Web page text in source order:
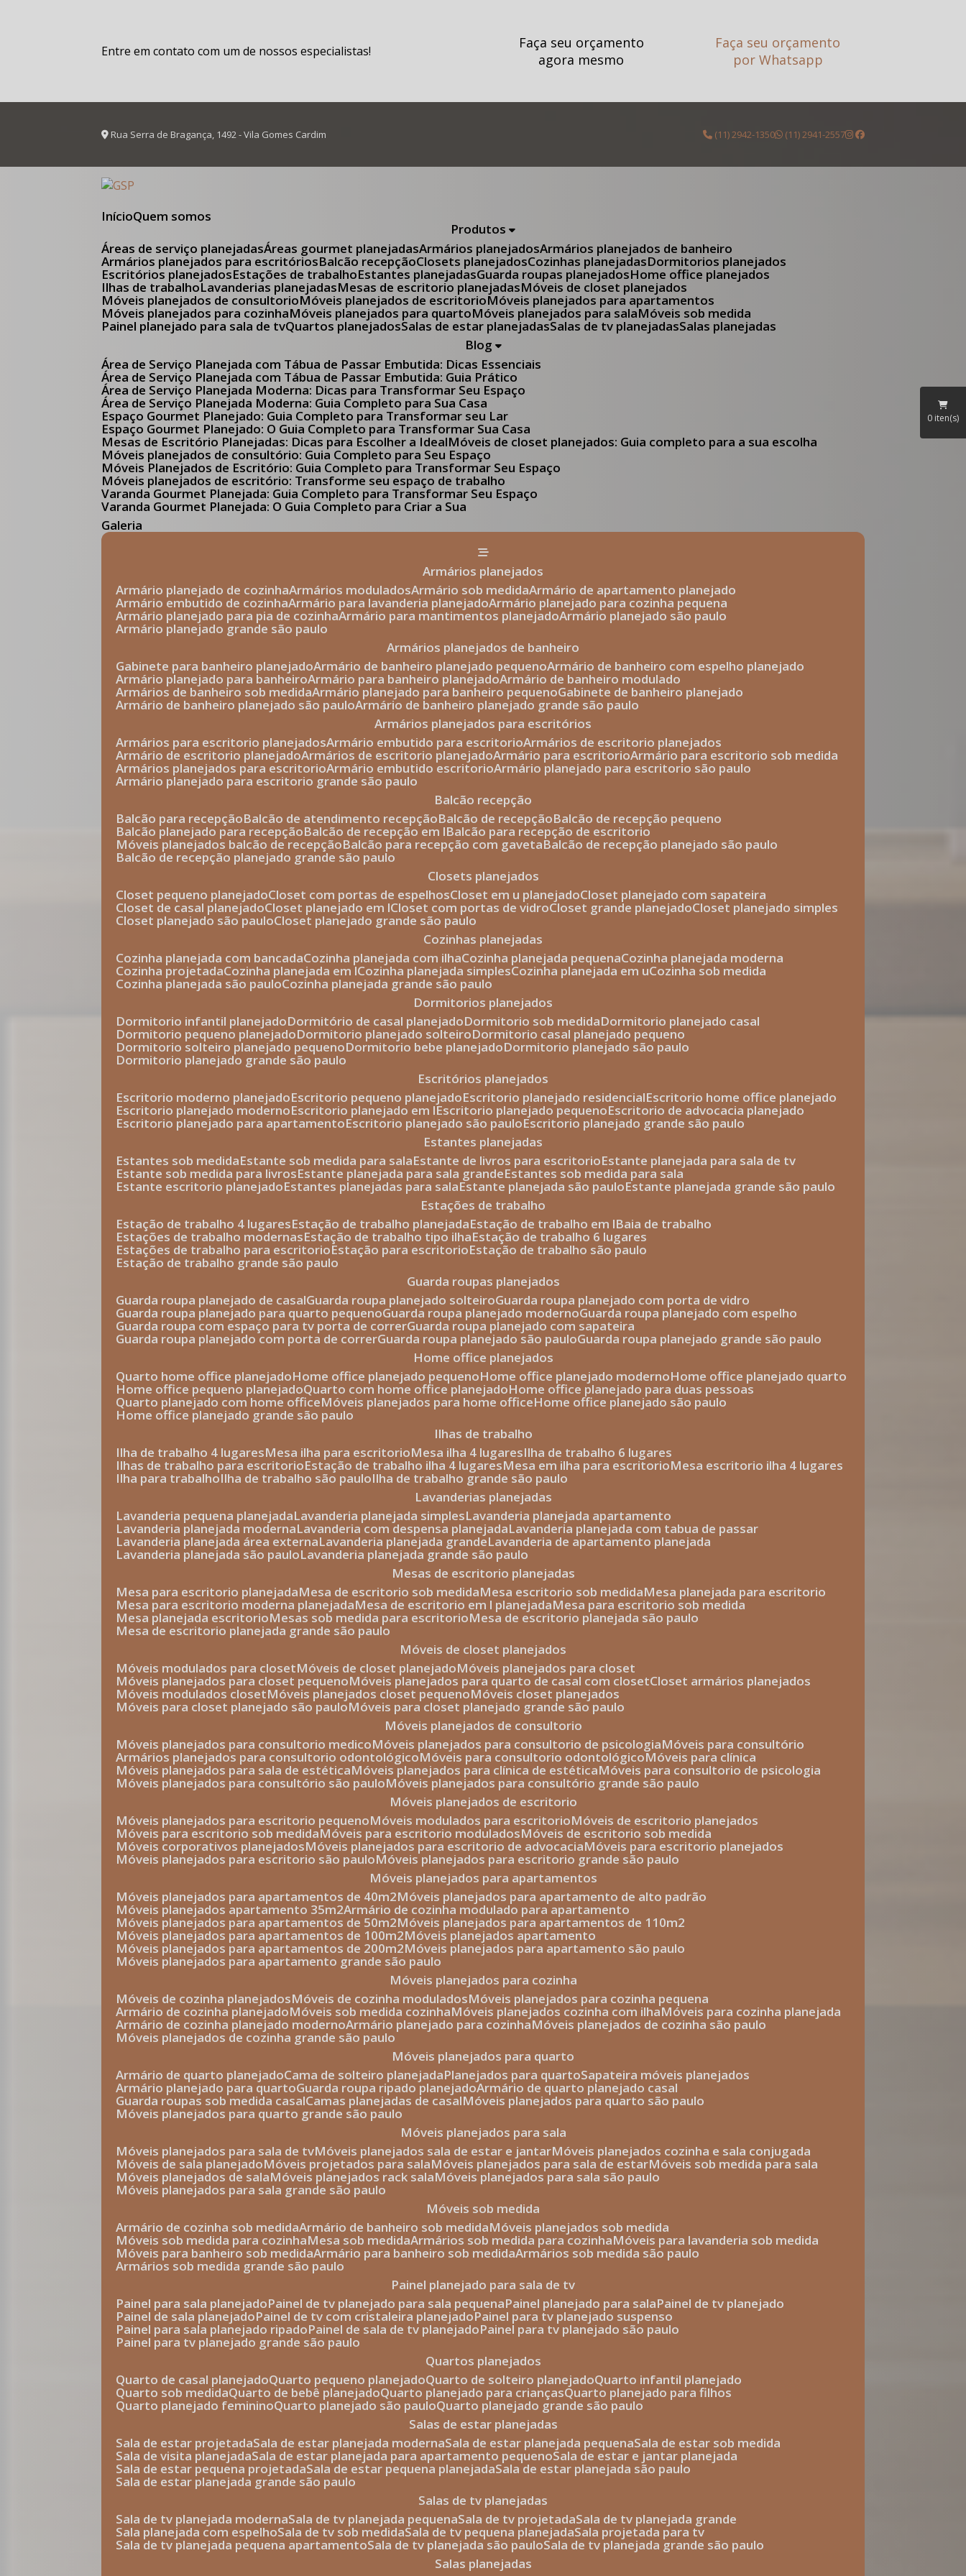
Entre em contato com um de nossos especialistas!
Faça seu orçamento
agora mesmo
Faça seu orçamento
por Whatsapp
Rua Serra de Bragança, 1492 - Vila Gomes Cardim (11) 2942-1350 (11) 2941-2557
Início Quem somos
Produtos
Áreas de serviço planejadas Áreas gourmet planejadas Armários planejados Armários planejados de banheiro
Armários planejados para escritórios Balcão recepção Closets planejados Cozinhas planejadas Dormitorios planejados
Escritórios planejados Estações de trabalho Estantes planejadas Guarda roupas planejados Home office planejados
Ilhas de trabalho Lavanderias planejadas Mesas de escritorio planejadas Móveis de closet planejados
Móveis planejados de consultorio Móveis planejados de escritorio Móveis planejados para apartamentos
Móveis planejados para cozinha Móveis planejados para quarto Móveis planejados para sala Móveis sob medida
Painel planejado para sala de tv Quartos planejados Salas de estar planejadas Salas de tv planejadas Salas planejadas
Blog
Área de Serviço Planejada com Tábua de Passar Embutida: Dicas Essenciais
Área de Serviço Planejada com Tábua de Passar Embutida: Guia Prático
Área de Serviço Planejada Moderna: Dicas para Transformar Seu Espaço
Área de Serviço Planejada Moderna: Guia Completo para Sua Casa
Espaço Gourmet Planejado: Guia Completo para Transformar seu Lar
Espaço Gourmet Planejado: O Guia Completo para Transformar Sua Casa
Mesas de Escritório Planejadas: Dicas para Escolher a Ideal Móveis de closet planejados: Guia completo para a sua escolha
Móveis planejados de consultório: Guia Completo para Seu Espaço
Móveis Planejados de Escritório: Guia Completo para Transformar Seu Espaço
Móveis planejados de escritório: Transforme seu espaço de trabalho
Varanda Gourmet Planejada: Guia Completo para Transformar Seu Espaço
Varanda Gourmet Planejada: O Guia Completo para Criar a Sua
Galeria
armários planejados
armário planejado de cozinha armários modulados armário sob medida armário de apartamento planejado
armário embutido de cozinha armário para lavanderia planejado armário planejado para cozinha pequena
armário planejado para pia de cozinha armário para mantimentos planejado armário planejado são paulo
armário planejado grande são paulo
armários planejados de banheiro
gabinete para banheiro planejado armário de banheiro planejado pequeno armário de banheiro com espelho planejado
armário planejado para banheiro armário para banheiro planejado armário de banheiro modulado
armários de banheiro sob medida armário planejado para banheiro pequeno gabinete de banheiro planejado
armário de banheiro planejado são paulo armário de banheiro planejado grande são paulo
armários planejados para escritórios
armários para escritorio planejados armário embutido para escritorio armários de escritorio planejados
armário de escritorio planejado armários de escritorio planejado armário para escritorio armário para escritorio sob medida
armários planejados para escritorio armário embutido escritorio armário planejado para escritorio são paulo
armário planejado para escritorio grande são paulo
balcão recepção
balcão para recepção
balcão de atendimento recepção balcão de recepção balcão de recepção pequeno
balcão planejado para recepção balcão de recepção em l balcão para recepção de escritorio
móveis planejados balcão de recepção balcão para recepção com gaveta balcão de recepção planejado são paulo
balcão de recepção planejado grande são paulo
closets planejados
closet pequeno planejado closet com portas de espelhos closet em u planejado closet planejado com sapateira
closet de casal planejado closet planejado em l closet com portas de vidro closet grande planejado closet planejado simples
closet planejado são paulo closet planejado grande são paulo
cozinhas planejadas
cozinha planejada com bancada cozinha planejada com ilha cozinha planejada pequena cozinha planejada moderna
cozinha projetada cozinha planejada em l cozinha planejada simples cozinha planejada em u cozinha sob medida
cozinha planejada são paulo cozinha planejada grande são paulo
dormitorios planejados
dormitorio infantil planejado
dormitório de casal planejado dormitorio sob medida dormitorio planejado casal
dormitorio pequeno planejado dormitorio planejado solteiro dormitorio casal planejado pequeno
dormitorio solteiro planejado pequeno dormitorio bebe planejado dormitorio planejado são paulo
dormitorio planejado grande são paulo
escritórios planejados
escritorio moderno planejado escritorio pequeno planejado escritorio planejado residencial escritorio home office planejado
escritorio planejado moderno escritorio planejado em l escritorio planejado pequeno escritorio de advocacia planejado
escritorio planejado para apartamento escritorio planejado são paulo escritorio planejado grande são paulo
estantes planejadas
estantes sob medida estante sob medida para sala estante de livros para escritorio estante planejada para sala de tv
estante sob medida para livros estante planejada para sala grande estantes sob medida para sala
estante escritorio planejado estantes planejadas para sala estante planejada são paulo estante planejada grande são paulo
estações de trabalho
estação de trabalho 4 lugares estação de trabalho planejada estação de trabalho em l baia de trabalho
estações de trabalho modernas estação de trabalho tipo ilha estação de trabalho 6 lugares
estações de trabalho para escritorio estação para escritorio estação de trabalho são paulo
estação de trabalho grande são paulo
guarda roupas planejados
guarda roupa planejado de casal
guarda roupa planejado solteiro guarda roupa planejado com porta de vidro
guarda roupa planejado para quarto pequeno guarda roupa planejado moderno guarda roupa planejado com espelho
guarda roupa com espaço para tv porta de correr guarda roupa planejado com sapateira
guarda roupa planejado com porta de correr guarda roupa planejado são paulo
guarda roupa planejado grande são paulo
home office planejados
quarto home office planejado
home office planejado pequeno home office planejado moderno home office planejado quarto
home office pequeno planejado quarto com home office planejado home office planejado para duas pessoas
quarto planejado com home office móveis planejados para home office home office planejado são paulo
home office planejado grande são paulo
ilhas de trabalho
ilha de trabalho 4 lugares
mesa ilha para escritorio mesa ilha 4 lugares ilha de trabalho 6 lugares
ilhas de trabalho para escritorio estação de trabalho ilha 4 lugares mesa em ilha para escritorio mesa escritorio ilha 4 lugares
ilha para trabalho ilha de trabalho são paulo ilha de trabalho grande são paulo
lavanderias planejadas
lavanderia pequena planejada lavanderia planejada simples lavanderia planejada apartamento
lavanderia planejada moderna lavanderia com despensa planejada lavanderia planejada com tabua de passar
lavanderia planejada área externa lavanderia planejada grande lavanderia de apartamento planejada
lavanderia planejada são paulo lavanderia planejada grande são paulo
mesas de escritorio planejadas
mesa para escritorio planejada
mesa de escritorio sob medida mesa escritorio sob medida mesa planejada para escritorio
mesa para escritorio moderna planejada mesa de escritorio em l planejada mesa para escritorio sob medida
mesa planejada escritorio mesas sob medida para escritorio mesa de escritorio planejada são paulo
mesa de escritorio planejada grande são paulo
móveis de closet planejados
móveis modulados para closet
móveis de closet planejado móveis planejados para closet
móveis planejados para closet pequeno móveis planejados para quarto de casal com closet closet armários planejados
móveis modulados closet móveis planejados closet pequeno móveis closet planejados
móveis para closet planejado são paulo
móveis para closet planejado grande são paulo
móveis planejados de consultorio
móveis planejados para consultorio medico
móveis planejados para consultorio de psicologia móveis para consultório
armários planejados para consultorio odontológico móveis para consultorio odontológico móveis para clínica
móveis planejados para sala de estética móveis planejados para clínica de estética móveis para consultorio de psicologia
móveis planejados para consultório são paulo
móveis planejados para consultório grande são paulo
móveis planejados de escritorio
móveis planejados para escritorio pequeno
móveis modulados para escritorio móveis de escritorio planejados
móveis para escritorio sob medida móveis para escritorio modulados móveis de escritorio sob medida
móveis corporativos planejados móveis planejados para escritorio de advocacia móveis para escritorio planejados
móveis planejados para escritorio são paulo
móveis planejados para escritorio grande são paulo
móveis planejados para apartamentos
móveis planejados para apartamentos de 40m2
móveis planejados para apartamento de alto padrão
móveis planejados apartamento 35m2 armário de cozinha modulado para apartamento
móveis planejados para apartamentos de 50m2 móveis planejados para apartamentos de 110m2
móveis planejados para apartamentos de 100m2 móveis planejados apartamento
móveis planejados para apartamentos de 200m2 móveis planejados para apartamento são paulo
móveis planejados para apartamento grande são paulo
móveis planejados para cozinha
móveis de cozinha planejados
móveis de cozinha modulados móveis planejados para cozinha pequena
armário de cozinha planejado móveis sob medida cozinha móveis planejados cozinha com ilha móveis para cozinha planejada
armário de cozinha planejado moderno armário planejado para cozinha móveis planejados de cozinha são paulo
móveis planejados de cozinha grande são paulo
móveis planejados para quarto
armário de quarto planejado cama de solteiro planejada planejados para quarto sapateira móveis planejados
armário planejado para quarto guarda roupa ripado planejado armário de quarto planejado casal
guarda roupas sob medida casal camas planejadas de casal móveis planejados para quarto são paulo
móveis planejados para quarto grande são paulo
móveis planejados para sala
móveis planejados para sala de tv
móveis planejados sala de estar e jantar móveis planejados cozinha e sala conjugada
móveis de sala planejado móveis projetados para sala móveis planejados para sala de estar móveis sob medida para sala
móveis planejados de sala móveis planejados rack sala móveis planejados para sala são paulo
móveis planejados para sala grande são paulo
móveis sob medida
armário de cozinha sob medida armário de banheiro sob medida móveis planejados sob medida
móveis sob medida para cozinha mesa sob medida armários sob medida para cozinha móveis para lavanderia sob medida
móveis para banheiro sob medida armário para banheiro sob medida armários sob medida são paulo
armários sob medida grande são paulo
painel planejado para sala de tv
painel para sala planejado painel de tv planejado para sala pequena painel planejado para sala painel de tv planejado
painel de sala planejado painel de tv com cristaleira planejado painel para tv planejado suspenso
painel para sala planejado ripado painel de sala de tv planejado painel para tv planejado são paulo
painel para tv planejado grande são paulo
quartos planejados
quarto de casal planejado
quarto pequeno planejado quarto de solteiro planejado quarto infantil planejado
quarto sob medida quarto de bebê planejado quarto planejado para crianças quarto planejado para filhos
quarto planejado feminino quarto planejado são paulo
quarto planejado grande são paulo
salas de estar planejadas
sala de estar projetada sala de estar planejada moderna sala de estar planejada pequena sala de estar sob medida
sala de visita planejada sala de estar planejada para apartamento pequeno sala de estar e jantar planejada
sala de estar pequena projetada sala de estar pequena planejada sala de estar planejada são paulo
sala de estar planejada grande são paulo
salas de tv planejadas
sala de tv planejada moderna sala de tv planejada pequena sala de tv projetada sala de tv planejada grande
sala planejada com espelho sala de tv sob medida sala de tv pequena planejada sala projetada para tv
sala de tv planejada pequena apartamento sala de tv planejada são paulo sala de tv planejada grande são paulo
salas planejadas
0 iten(s)